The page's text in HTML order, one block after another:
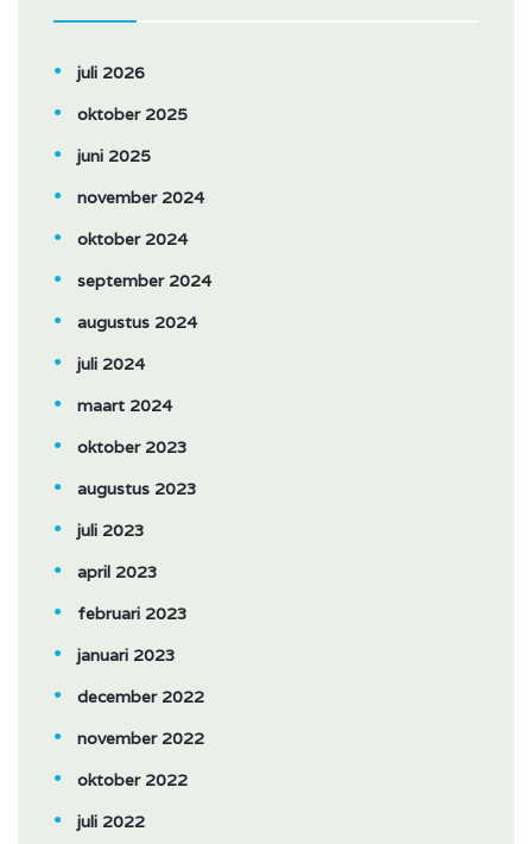
juli 2026
oktober 2025
juni 2025
november 2024
oktober 2024
september 2024
augustus 2024
juli 2024
maart 2024
oktober 2023
augustus 2023
juli 2023
april 2023
februari 2023
januari 2023
december 2022
november 2022
oktober 2022
juli 2022